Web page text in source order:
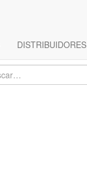
DISTRIBUIDORES